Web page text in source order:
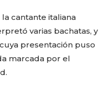
cantante italiana
varias bachatas, y
presentación puso
marcada por el